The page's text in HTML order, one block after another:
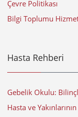
Çevre Politikası
Bilgi Toplumu
Hasta Rehberi
Gebelik Okulu:
Hasta ve